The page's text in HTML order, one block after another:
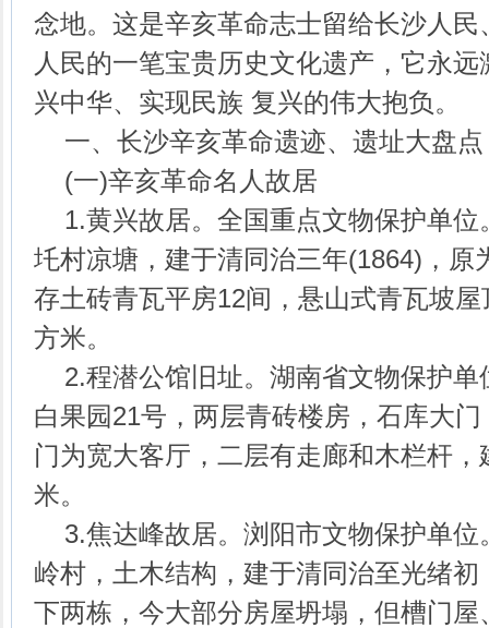
念地。这是辛亥革命志士留给长沙人
人民的一笔宝贵历史文化遗产，它永
兴中华、实现民族 复兴的伟大抱负。
一、长沙辛亥革命遗迹、遗址大盘点
(一)辛亥革命名人故居
1.黄兴故居。全国重点文物保护单位
圫村凉塘，建于清同治三年(1864)，原
存土砖青瓦平房12间，悬山式青瓦坡
方米。
2.程潜公馆旧址。湖南省文物保护单
白果园21号，两层青砖楼房，石库大
门为宽大客厅，二层有走廊和木栏杆
米。
3.焦达峰故居。浏阳市文物保护单位
岭村，土木结构，建于清同治至光绪
下两栋，今大部分房屋坍塌，但槽门